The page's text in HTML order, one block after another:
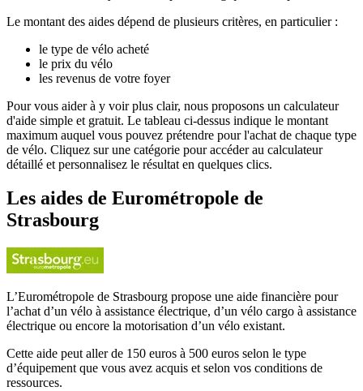
Le montant des aides dépend de plusieurs critères, en particulier :
le type de vélo acheté
le prix du vélo
les revenus de votre foyer
Pour vous aider à y voir plus clair, nous proposons un calculateur
d'aide simple et gratuit. Le tableau ci-dessus indique le montant
maximum auquel vous pouvez prétendre pour l'achat de chaque type
de vélo. Cliquez sur une catégorie pour accéder au calculateur
détaillé et personnalisez le résultat en quelques clics.
Les aides de Eurométropole de
Strasbourg
L’Eurométropole de Strasbourg propose une aide financière pour
l’achat d’un vélo à assistance électrique, d’un vélo cargo à assistance
électrique ou encore la motorisation d’un vélo existant.
Cette aide peut aller de 150 euros à 500 euros selon le type
d’équipement que vous avez acquis et selon vos conditions de
ressources.